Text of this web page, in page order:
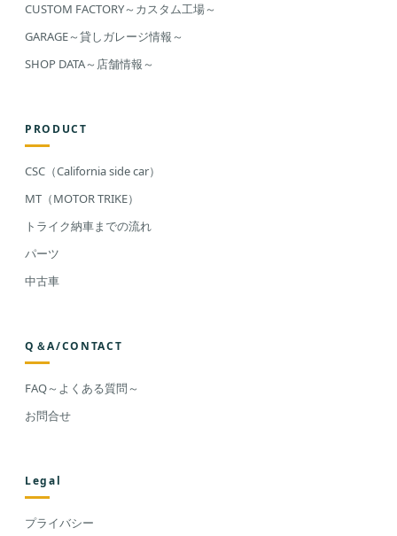
CUSTOM FACTORY～カスタム工場～
GARAGE～貸しガレージ情報～
SHOP DATA～店舗情報～
PRODUCT
CSC（California side car）
MT（MOTOR TRIKE）
トライク納車までの流れ
パーツ
中古車
Q＆A/CONTACT
FAQ～よくある質問～
お問合せ
Legal
プライバシー